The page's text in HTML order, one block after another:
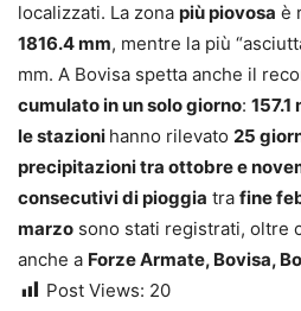
localizzati. La zona più piovosa è
1816.4 mm, mentre la più
mm. A Bovisa spetta anche il
cumulato in un solo giorno: 157.1
le stazioni hanno rilevato 25
precipitazioni tra ottobre e
consecutivi di pioggia tra fine
marzo sono stati registrati, oltre
anche a Forze Armate, Bovisa,
Post Views: 20